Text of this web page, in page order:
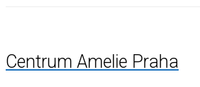
Centrum Amelie Praha